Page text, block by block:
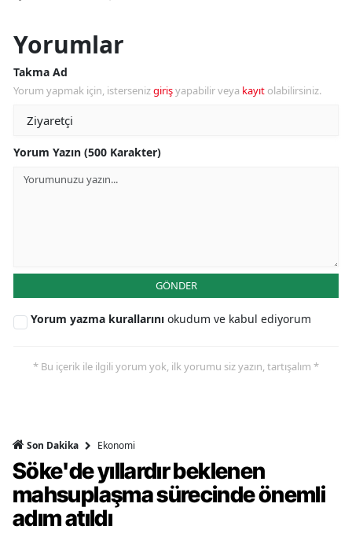
Yorumlar
Takma Ad
Yorum yapmak için, istersenizgirişyapabilir veya kayıt olabilirsiniz.
Yorum Yazın (500 Karakter)
GÖNDER
Yorum yazma kurallarını okudum ve kabul ediyorum
* Bu içerik ile ilgili yorum yok, ilk yorumu siz yazın, tartışalım *
Son Dakika Ekonomi
Söke'de yıllardır beklenen
mahsuplaşma sürecinde önemli
adım atıldı